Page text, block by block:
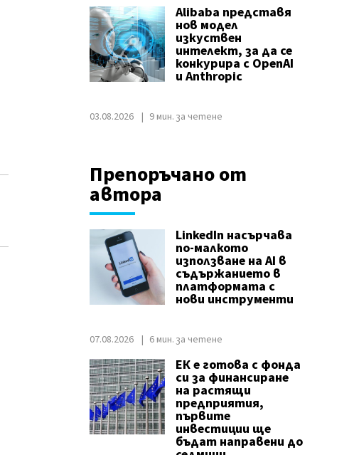
Alibaba представя
нов модел
изкуствен
интелект, за да се
конкурира с OpenAI
и Anthropic
03.08.2026 9 мин. за четене
Препоръчано от
автора
LinkedIn насърчава
по-малкото
използване на AI в
съдържанието в
платформата с
нови инструменти
07.08.2026 6 мин. за четене
ЕК е готова с фонда
си за финансиране
на растящи
предприятия,
първите
инвестиции ще
бъдат направени до